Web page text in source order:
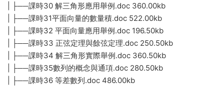
| ├──課時30 解三角形應用舉例.doc 360.00kb
| ├──課時31平面向量的數量積.doc 522.00kb
| ├──課時32 平面向量應用舉例.doc 196.50kb
| ├──課時33 正弦定理與餘弦定理.doc 250.50kb
| ├──課時34 解三角形實際舉例.doc 360.50kb
| ├──課時35數列的概念與通項.doc 280.50kb
| ├──課時36 等差數列.doc 486.00kb